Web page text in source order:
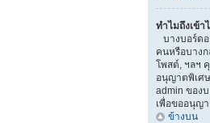
ทำไมถึงเข้า
บางบอร์ด
คนหรือบางก
โพสต์, ฯลฯ
อนุญาตพิเศ
admin ของ
เพื่อขออนุญ
ข้างบน